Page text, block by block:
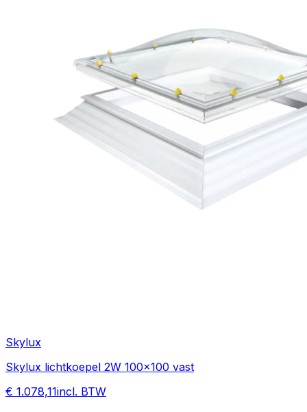
Skylux
Skylux lichtkoepel 2W 100x100 vast
€ 1.078,11incl. BTW